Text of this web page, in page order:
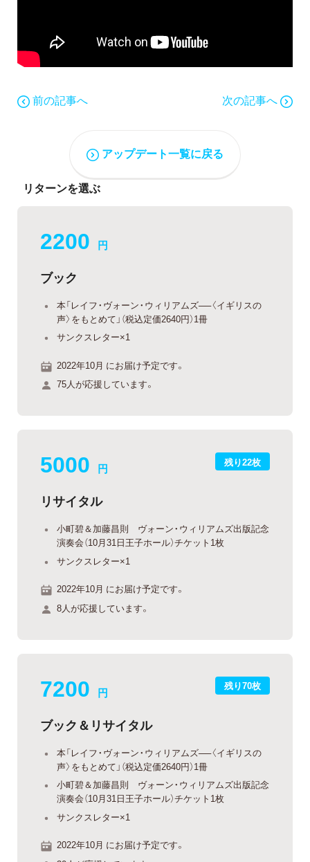
前の記事へ 次の記事へ
アップデート一覧に戻る
リターンを選ぶ
2200 円
ブック
本「レイフ・ヴォーン・ウィリアムズ──〈イギリスの
声〉をもとめて」（税込定価2640円）1冊
サンクスレター×1
2022年10月 にお届け予定です。
75人が応援しています。
残り22枚
5000 円
リサイタル
小町碧＆加藤昌則 ヴォーン・ウィリアムズ出版記念
演奏会（10月31日王子ホール）チケット1枚
サンクスレター×1
2022年10月 にお届け予定です。
8人が応援しています。
残り70枚
7200 円
ブック＆リサイタル
本「レイフ・ヴォーン・ウィリアムズ──〈イギリスの
声〉をもとめて」（税込定価2640円）1冊
小町碧＆加藤昌則 ヴォーン・ウィリアムズ出版記念
演奏会（10月31日王子ホール）チケット1枚
サンクスレター×1
2022年10月 にお届け予定です。